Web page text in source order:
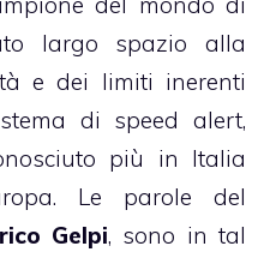
largo spazio alla
e dei limiti inerenti
di speed alert,
più in Italia
Le parole del
Gelpi, sono in tal